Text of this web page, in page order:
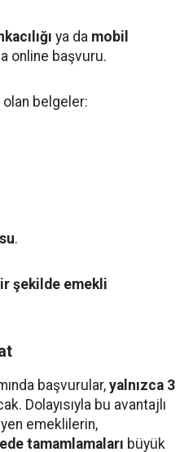
ya da mobil
online başvuru.
olan belgeler:
.
şekilde emekli
başvurular, yalnızca 3
Dolayısıyla bu avantajlı
emeklilerin,
tamamlamaları büyük